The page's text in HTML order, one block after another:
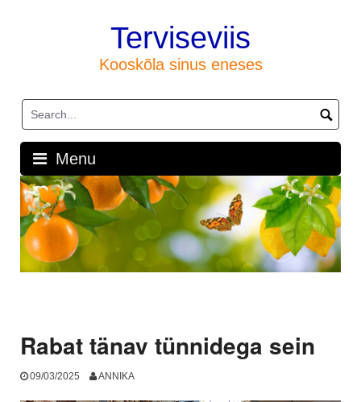
Terviseviis
Kooskõla sinus eneses
Menu
Rabat tänav tünnidega sein
09/03/2025 ANNIKA